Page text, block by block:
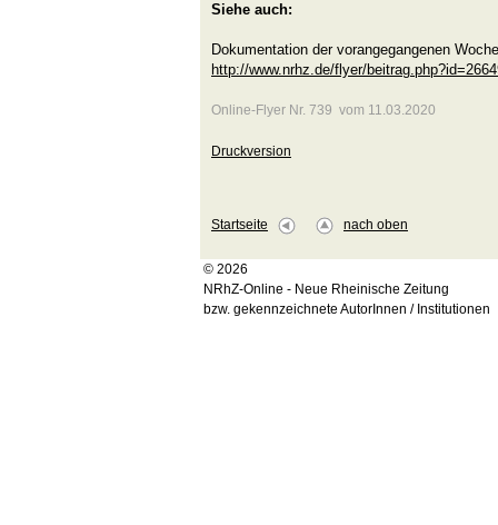
Siehe auch:
Dokumentation der vorangegangenen
http://www.nrhz.de/flyer/
Online-Flyer Nr. 739 vom 11.03.2020
Druckversion
Startseite nach oben
© 2026
NRhZ-Online - Neue Rheinische Zeitung
bzw. gekennzeichnete AutorInnen / Institutionen